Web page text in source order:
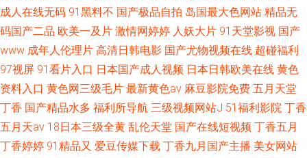
成人在线无码 91黑料不 国产极品自拍 岛国最大色网站 精品无
码国产二品 欧美一及片 激情网婷婷 人妖大片 91天堂影视 国产
www 成年人伦理片 高清日韩电影 国产尤物视频在线 超碰福利
97视屏 91看片入口 日本国产成人视频 日本日韩欧美在线 黄色
资料入口 黄色网三级毛片 最新黄色av 麻豆影院免费 五月天堂
丁香 国产精品水多 福利所导航 三级视频网站J 51福利影院 丁香
五月天av 18日本三级全黄 乱伦天堂 国产在线短视频 丁香五月
丁香婷婷 91精品又 爱豆传媒下载 丁香九月国产主播 美女网站